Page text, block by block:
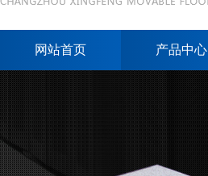
网站首页 产品中心